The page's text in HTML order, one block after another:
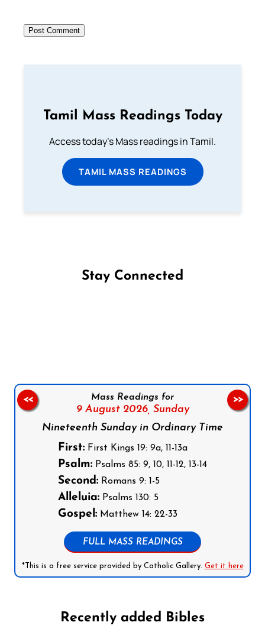
Tamil Mass Readings Today
Access today's Mass readings in Tamil.
TAMIL MASS READINGS
Stay Connected
Mass Readings for
9 August 2026, Sunday
Nineteenth Sunday in Ordinary Time
First: First Kings 19: 9a, 11-13a
Psalm: Psalms 85: 9, 10, 11-12, 13-14
Second: Romans 9: 1-5
Alleluia: Psalms 130: 5
Gospel: Matthew 14: 22-33
FULL MASS READINGS
*This is a free service provided by Catholic Gallery. Get it here
<< >>
Recently added Bibles